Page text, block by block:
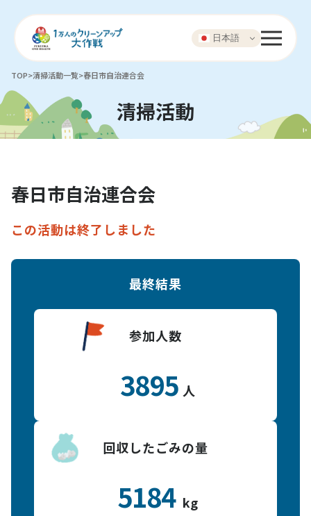
日本語
TOP>清掃活動一覧>春日市自治連合会
清掃活動
春日市自治連合会
この活動は終了しました
最終結果
参加人数
3895 人
回収したごみの量
5184 kg